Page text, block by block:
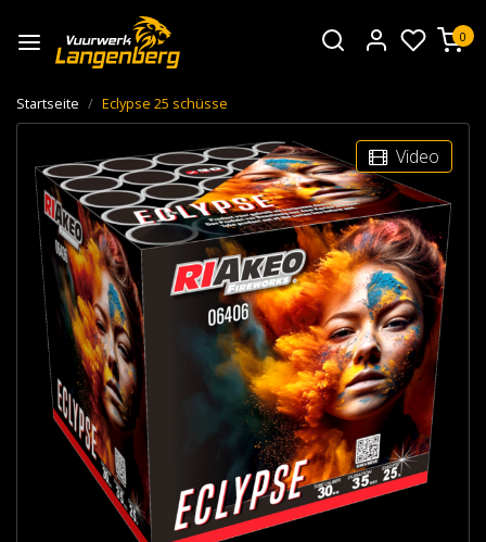
0
Startseite Eclypse 25 schüsse
Video